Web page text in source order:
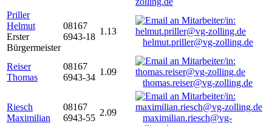
Priller
Helmut
Erster
Bürgermeister
08167
6943-18
1.13
helmut.priller@vg-zolling.de
Reiser
Thomas
08167
6943-34
1.09
thomas.reiser@vg-zolling.de
Riesch
Maximilian
08167
6943-55
2.09
maximilian.riesch@vg-